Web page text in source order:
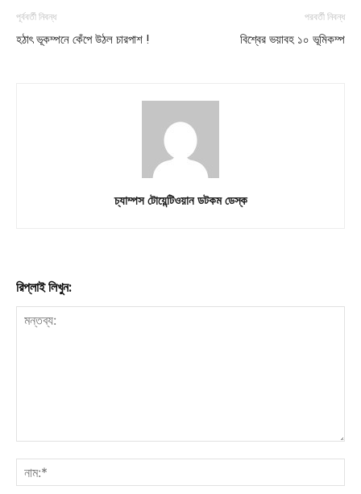
পূর্ববর্তী নিবন্ধ
হঠাৎ ভূকম্পনে কেঁপে উঠল চারপাশ !
পরবর্তী নিবন্ধ
বিশ্বের ভয়াবহ ১০ ভূমিকম্প
চ্যাম্পস টোয়েন্টিওয়ান ডটকম ডেস্ক
রিপ্লাই লিখুন: